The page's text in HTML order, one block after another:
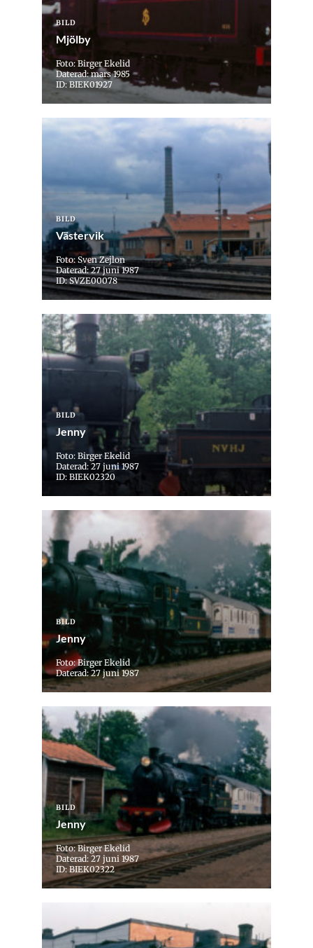
BILD
Mjölby
Foto: Birger Ekelid
Daterad: mars 1985
ID: BIEK01927
BILD
Västervik
Foto: Sven Zejlon
Daterad: 27 juni 1987
ID: SVZE00078
BILD
Jenny
Foto: Birger Ekelid
Daterad: 27 juni 1987
ID: BIEK02320
BILD
Jenny
Foto: Birger Ekelid
Daterad: 27 juni 1987
BILD
Jenny
Foto: Birger Ekelid
Daterad: 27 juni 1987
ID: BIEK02322